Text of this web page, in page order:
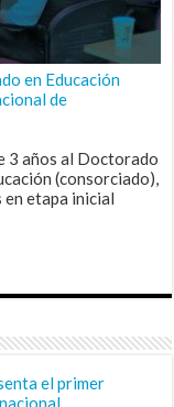
en Educación
de
3 años al Doctorado
(consorciado),
en etapa inicial
el primer